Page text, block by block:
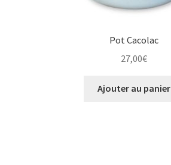
Pot Cacolac
27,00€
Ajouter au panier